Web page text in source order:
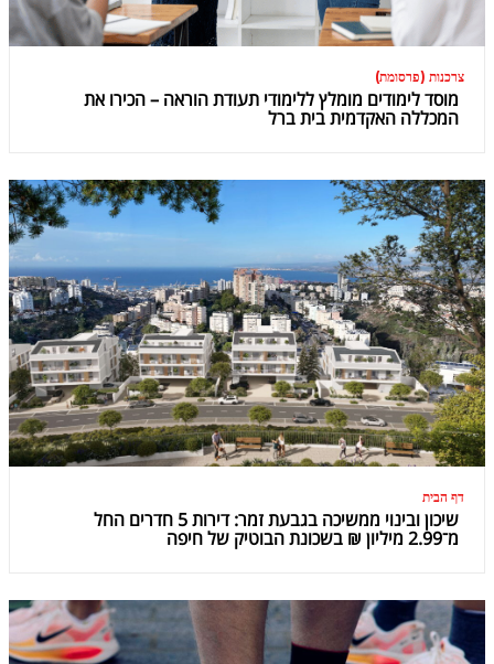
צרכנות (פרסומת)
מוסד לימודים מומלץ ללימודי תעודת הוראה – הכירו את
המכללה האקדמית בית ברל
דף הבית
שיכון ובינוי ממשיכה בגבעת זמר: דירות 5 חדרים החל
מ־2.99 מיליון ₪ בשכונת הבוטיק של חיפה